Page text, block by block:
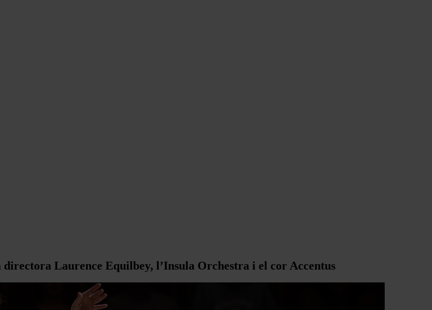
directora Laurence Equilbey, l’Insula Orchestra i el cor Accentus